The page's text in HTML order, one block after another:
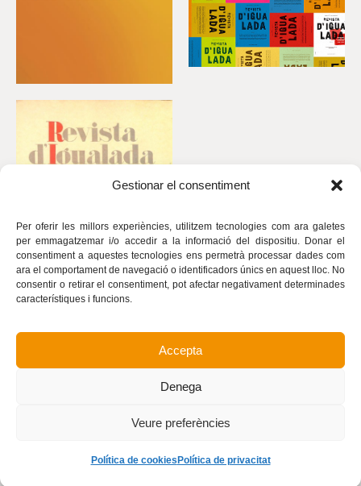
Gestionar el consentiment
Per oferir les millors experiències, utilitzem tecnologies com ara galetes
per emmagatzemar i/o accedir a la informació del dispositiu. Donar el
consentiment a aquestes tecnologies ens permetrà processar dades com
ara el comportament de navegació o identificadors únics en aquest lloc. No
consentir o retirar el consentiment, pot afectar negativament determinades
característiques i funcions.
Accepta
Denega
Veure preferències
Política de cookies Política de privacitat
Revista d’Igualada